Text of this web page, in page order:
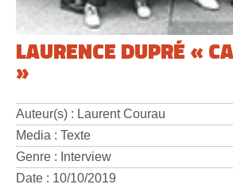
LAURENCE DUPRÉ «
»
Auteur(s) : Laurent Courau
Media : Texte
Genre : Interview
Date : 10/10/2019